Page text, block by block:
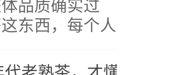
品质确实过
东西，每个人
人可能就觉得